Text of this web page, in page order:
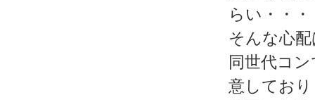
らい・・・
そんな心
同世代コ
意してお